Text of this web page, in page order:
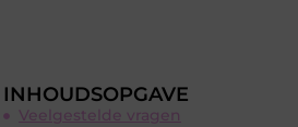
INHOUDSOPGAVE
Veelgestelde vragen